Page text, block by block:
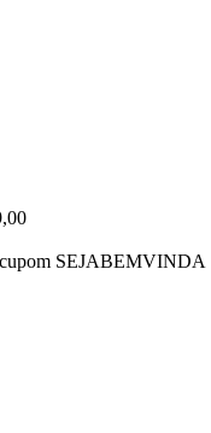
SEJABEMVINDA